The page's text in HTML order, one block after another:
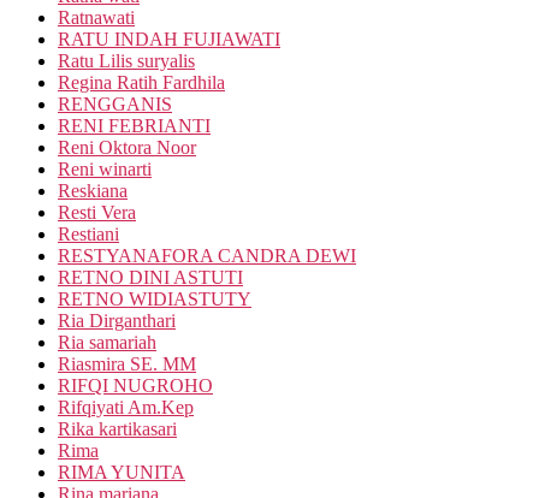
Ratnawati
RATU INDAH FUJIAWATI
Ratu Lilis suryalis
Regina Ratih Fardhila
RENGGANIS
RENI FEBRIANTI
Reni Oktora Noor
Reni winarti
Reskiana
Resti Vera
Restiani
RESTYANAFORA CANDRA DEWI
RETNO DINI ASTUTI
RETNO WIDIASTUTY
Ria Dirganthari
Ria samariah
Riasmira SE. MM
RIFQI NUGROHO
Rifqiyati Am.Kep
Rika kartikasari
Rima
RIMA YUNITA
Rina mariana